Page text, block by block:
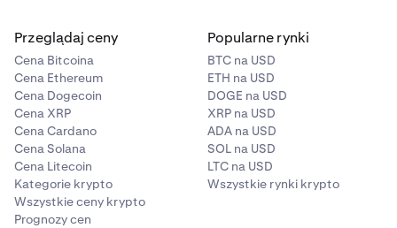
Przeglądaj ceny
Cena Bitcoina
Cena Ethereum
Cena Dogecoin
Cena XRP
Cena Cardano
Cena Solana
Cena Litecoin
Kategorie krypto
Wszystkie ceny krypto
Prognozy cen
Popularne rynki
BTC na USD
ETH na USD
DOGE na USD
XRP na USD
ADA na USD
SOL na USD
LTC na USD
Wszystkie rynki krypto